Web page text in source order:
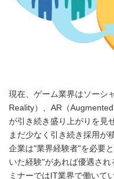
現在、ゲーム業界はソーシ
Reality）、AR（
が引き続き盛り上がりを見
まだ少なく引き続き採用が
企業は"業界経験者"を必要
いた経験"があれば優遇さ
ミナーではIT業界で働いて